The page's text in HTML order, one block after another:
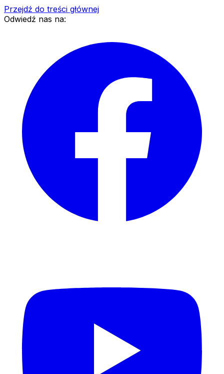
Przejdź do treści głównej
Odwiedź nas na: